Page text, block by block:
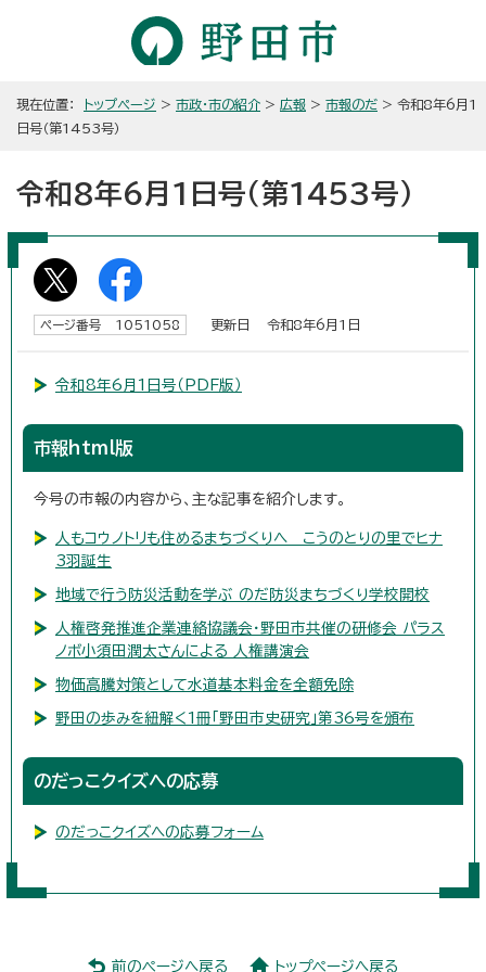
現在位置： トップページ > 市政・市の紹介 > 広報 > 市報のだ > 令和8年6月1
日号（第1453号）
令和8年6月1日号（第1453号）
ページ番号 1051058 更新日 令和8年6月1日
令和8年6月1日号（PDF版）
市報html版
今号の市報の内容から、主な記事を紹介します。
人もコウノトリも住めるまちづくりへ こうのとりの里でヒナ
3羽誕生
地域で行う防災活動を学ぶ のだ防災まちづくり学校開校
人権啓発推進企業連絡協議会・野田市共催の研修会 パラス
ノボ小須田潤太さんによる 人権講演会
物価高騰対策として水道基本料金を全額免除
野田の歩みを紐解く1冊「野田市史研究」第36号を頒布
のだっこクイズへの応募
のだっこクイズへの応募フォーム
前のページへ戻る トップページへ戻る